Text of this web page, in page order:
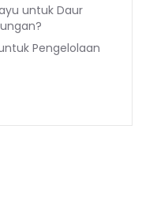
untuk Daur
Pengelolaan